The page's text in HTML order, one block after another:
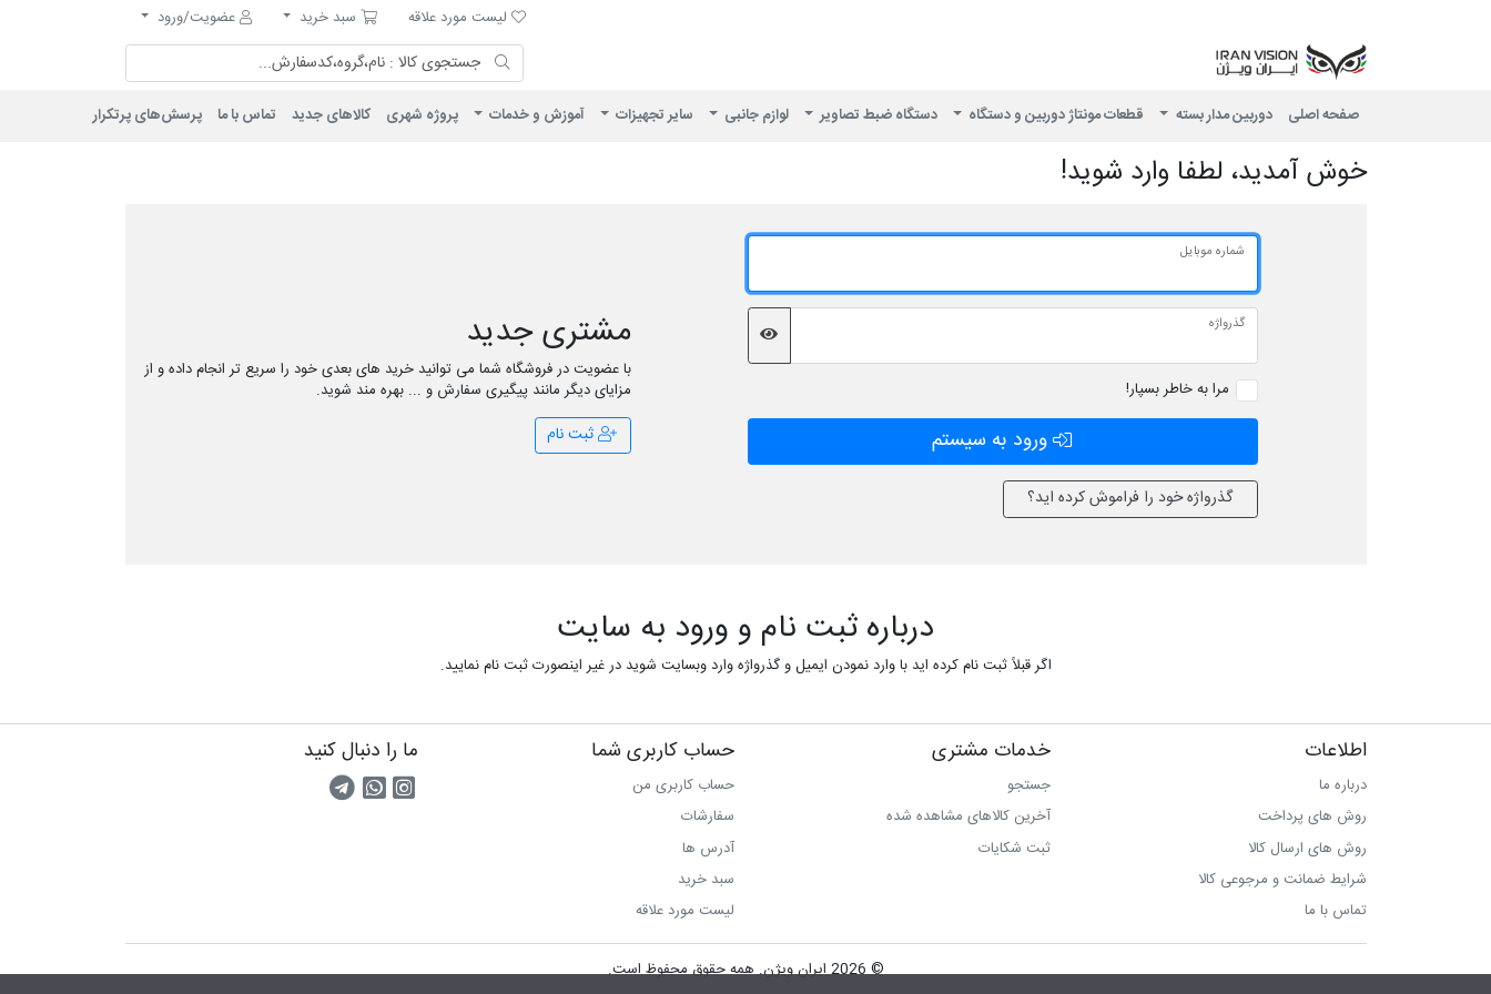
لیست مورد علاقه
لیست مورد علاقه سبد خرید
سبد خرید
عضویت/ورود
صفحه اصلی دوربین مدار بسته قطعات مونتاژ دوربین و دستگاه دستگاه ضبط تصاویر لوازم جانبی سایر تجهیزات آموزش و خدمات پروژه شهری کالاهای جدید تماس با ما پرسش‌های پرتکرار
خوش آمدید، لطفا وارد شوید!
شماره موبایل
گذرواژه
مرا به خاطر بسپار!
ورود به سیستم
گذرواژه خود را فراموش کرده اید؟
مشتری جدید
با عضویت در فروشگاه شما می توانید خرید های بعدی خود را سریع تر انجام داده و از
مزایای دیگر مانند پیگیری سفارش و ... بهره مند شوید.
ثبت نام
درباره ثبت نام و ورود به سایت
اگر قبلاً ثبت نام کرده اید با وارد نمودن ایمیل و گذرواژه وارد وبسایت شوید در غیر اینصورت ثبت نام نمایید.
اطلاعات
درباره ما
روش های پرداخت
روش های ارسال کالا
شرایط ضمانت و مرجوعی کالا
تماس با ما
خدمات مشتری
جستجو
آخرین کالاهای مشاهده شده
ثبت شکایات
حساب کاربری شما
حساب کاربری من
سفارشات
آدرس ها
سبد خرید
لیست مورد علاقه
ما را دنبال کنید
اینستاگرام
پیام رسان واتس اپ
کانال تلگرام
© 2026 ایران ویژن. همه حقوق محفوظ است.